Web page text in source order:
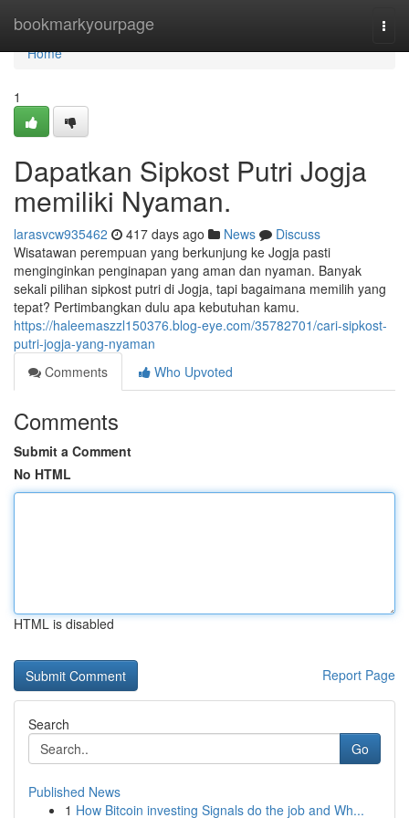
bookmarkyourpage
Home
Home
1
Dapatkan Sipkost Putri Jogja
memiliki Nyaman.
larasvcw935462 417 days ago News
Discuss
Wisatawan perempuan yang berkunjung ke Jogja pasti
menginginkan penginapan yang aman dan nyaman. Banyak
sekali pilihan sipkost putri di Jogja, tapi bagaimana memilih yang
tepat? Pertimbangkan dulu apa kebutuhan kamu.
https://haleemaszzl150376.blog-eye.com/35782701/cari-sipkost-
putri-jogja-yang-nyaman
Comments
Who Upvoted
Comments
Submit a Comment
No HTML
HTML is disabled
Report Page
Search
Go
Published News
1 How Bitcoin investing Signals do the job and Wh...